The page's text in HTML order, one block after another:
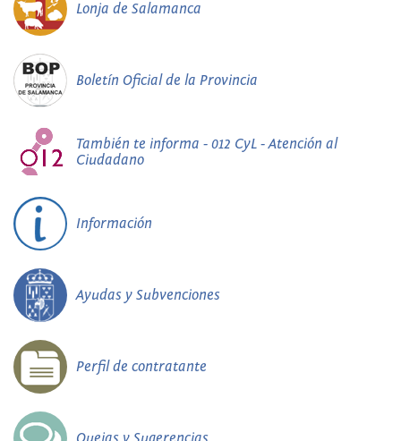
Lonja de Salamanca
Boletín Oficial de la Provincia
También te informa - 012 CyL - Atención al
Ciudadano
Información
Ayudas y Subvenciones
Perfil de contratante